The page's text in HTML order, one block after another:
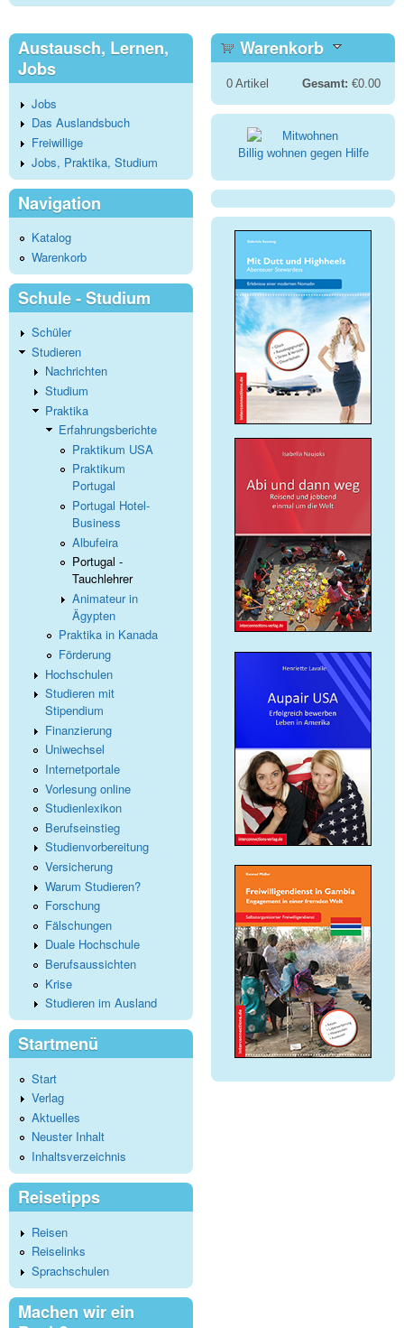
Austausch, Lernen,
Jobs
Jobs
Das Auslandsbuch
Freiwillige
Jobs, Praktika, Studium
Navigation
Katalog
Warenkorb
Schule - Studium
Schüler
Studieren
Nachrichten
Studium
Praktika
Erfahrungsberichte
Praktikum USA
Praktikum
Portugal
Portugal Hotel-
Business
Albufeira
Portugal -
Tauchlehrer
Animateur in
Ägypten
Praktika in Kanada
Förderung
Hochschulen
Studieren mit
Stipendium
Finanzierung
Uniwechsel
Internetportale
Vorlesung online
Studienlexikon
Berufseinstieg
Studienvorbereitung
Versicherung
Warum Studieren?
Forschung
Fälschungen
Duale Hochschule
Berufsaussichten
Krise
Studieren im Ausland
Startmenü
Start
Verlag
Aktuelles
Neuster Inhalt
Inhaltsverzeichnis
Reisetipps
Reisen
Reiselinks
Sprachschulen
Machen wir ein
Warenkorb
0Artikel Gesamt: €0.00
Billig wohnen gegen Hilfe